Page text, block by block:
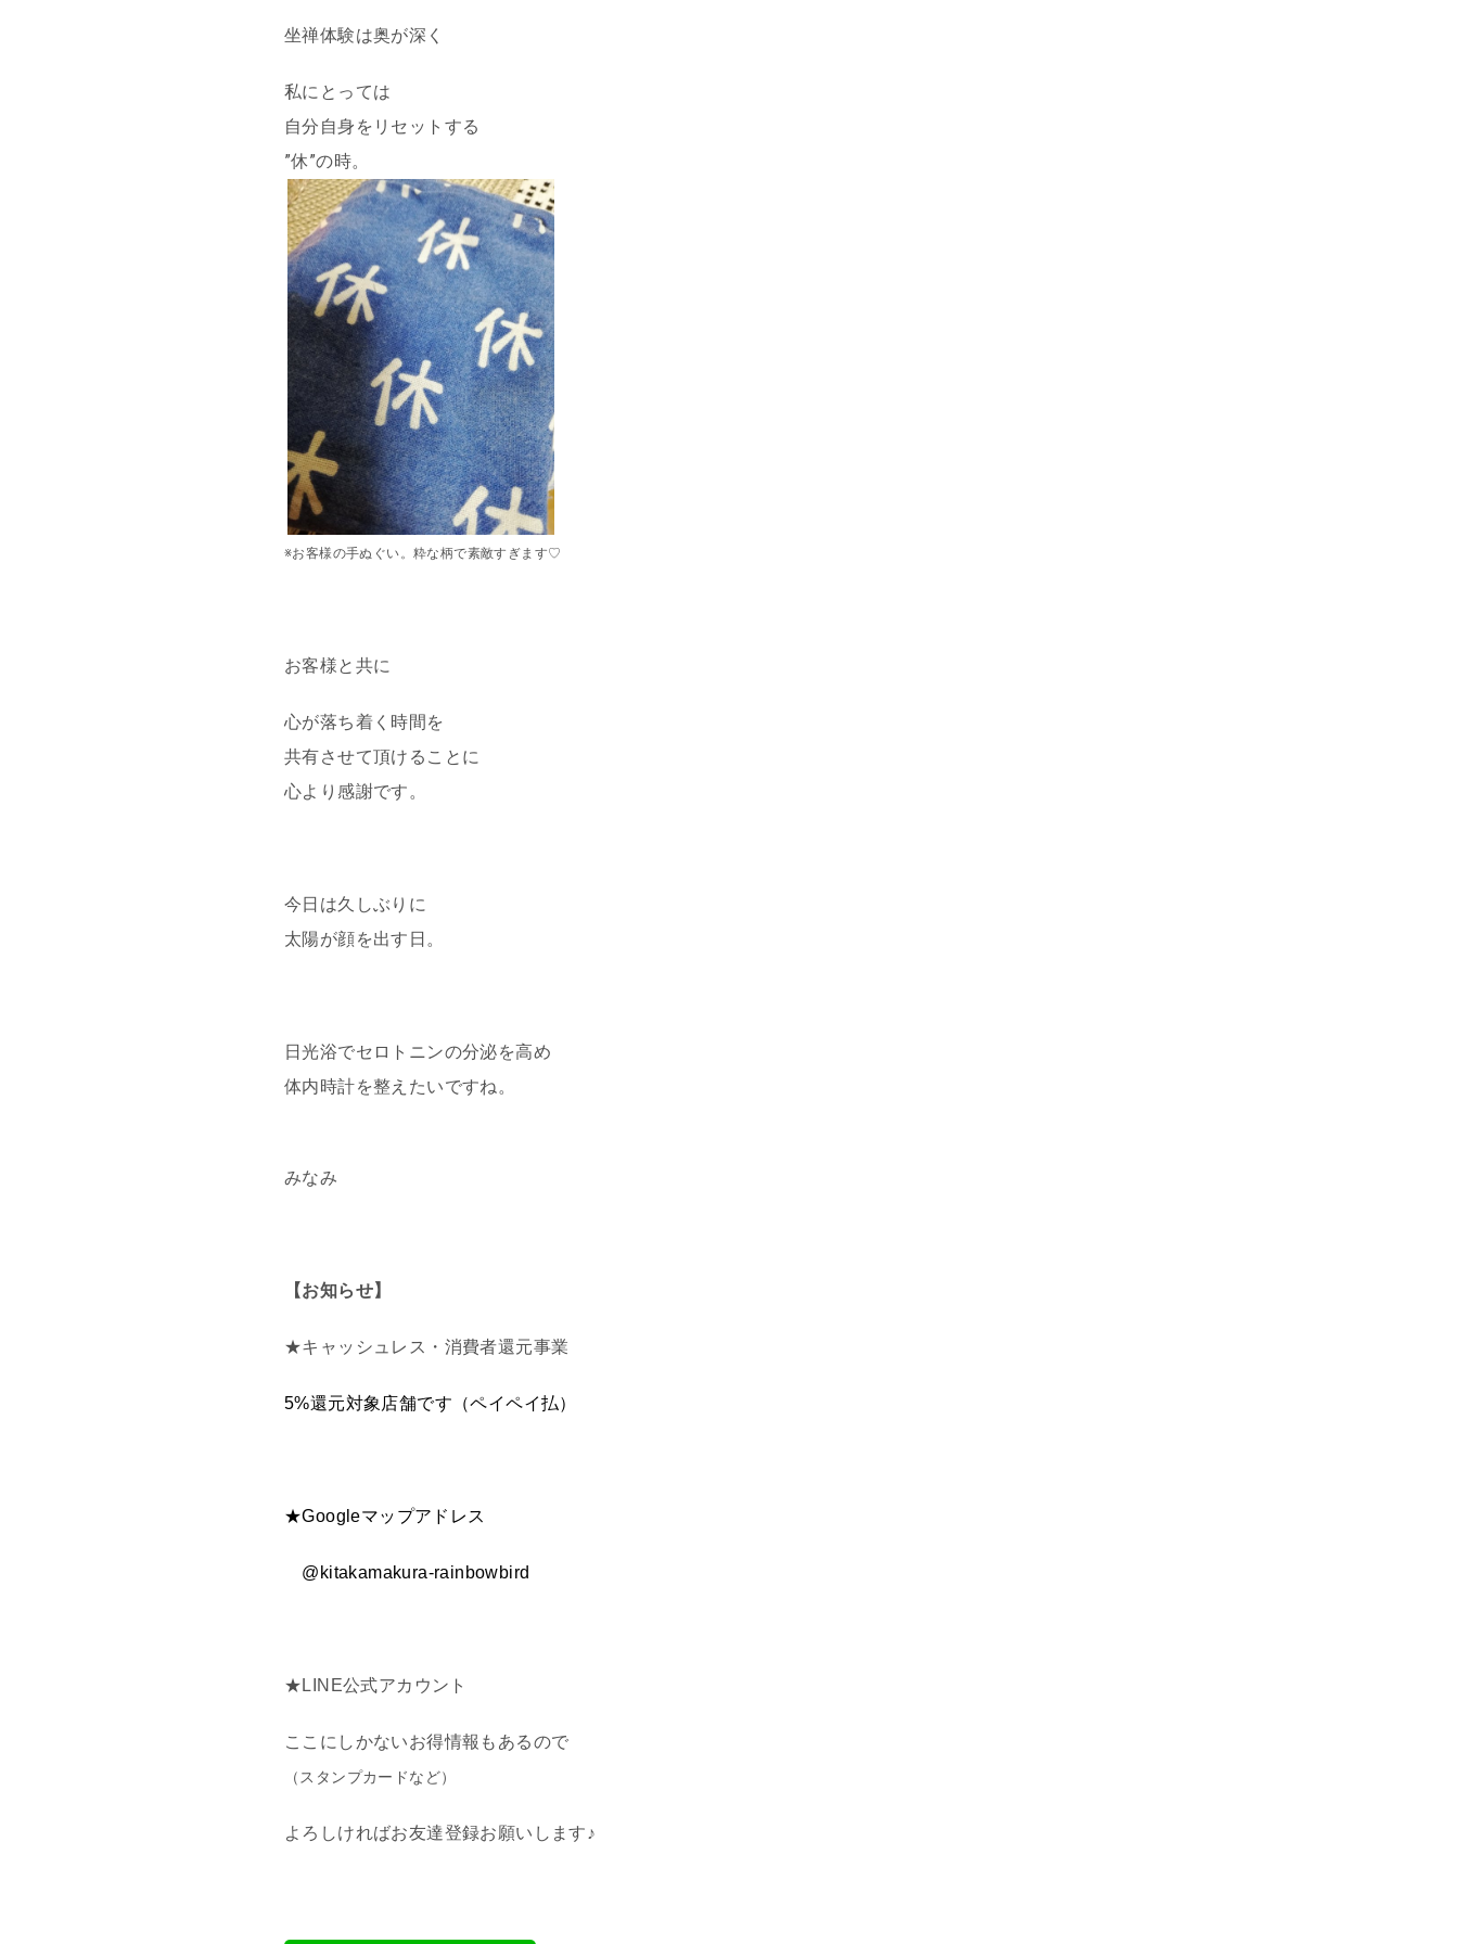
坐禅体験は奥が深く
私にとっては
自分自身をリセットする
”休”の時。
※お客様の手ぬぐい。粋な柄で素敵すぎます♡
お客様と共に
心が落ち着く時間を
共有させて頂けることに
心より感謝です。
今日は久しぶりに
太陽が顔を出す日。
日光浴でセロトニンの分泌を高め
体内時計を整えたいですね。
みなみ
【お知らせ】
★キャッシュレス・消費者還元事業
5%還元対象店舗です（ペイペイ払）
★Googleマップアドレス
@kitakamakura-rainbowbird
★LINE公式アカウント
ここにしかないお得情報もあるので
（スタンプカードなど）
よろしければお友達登録お願いします♪